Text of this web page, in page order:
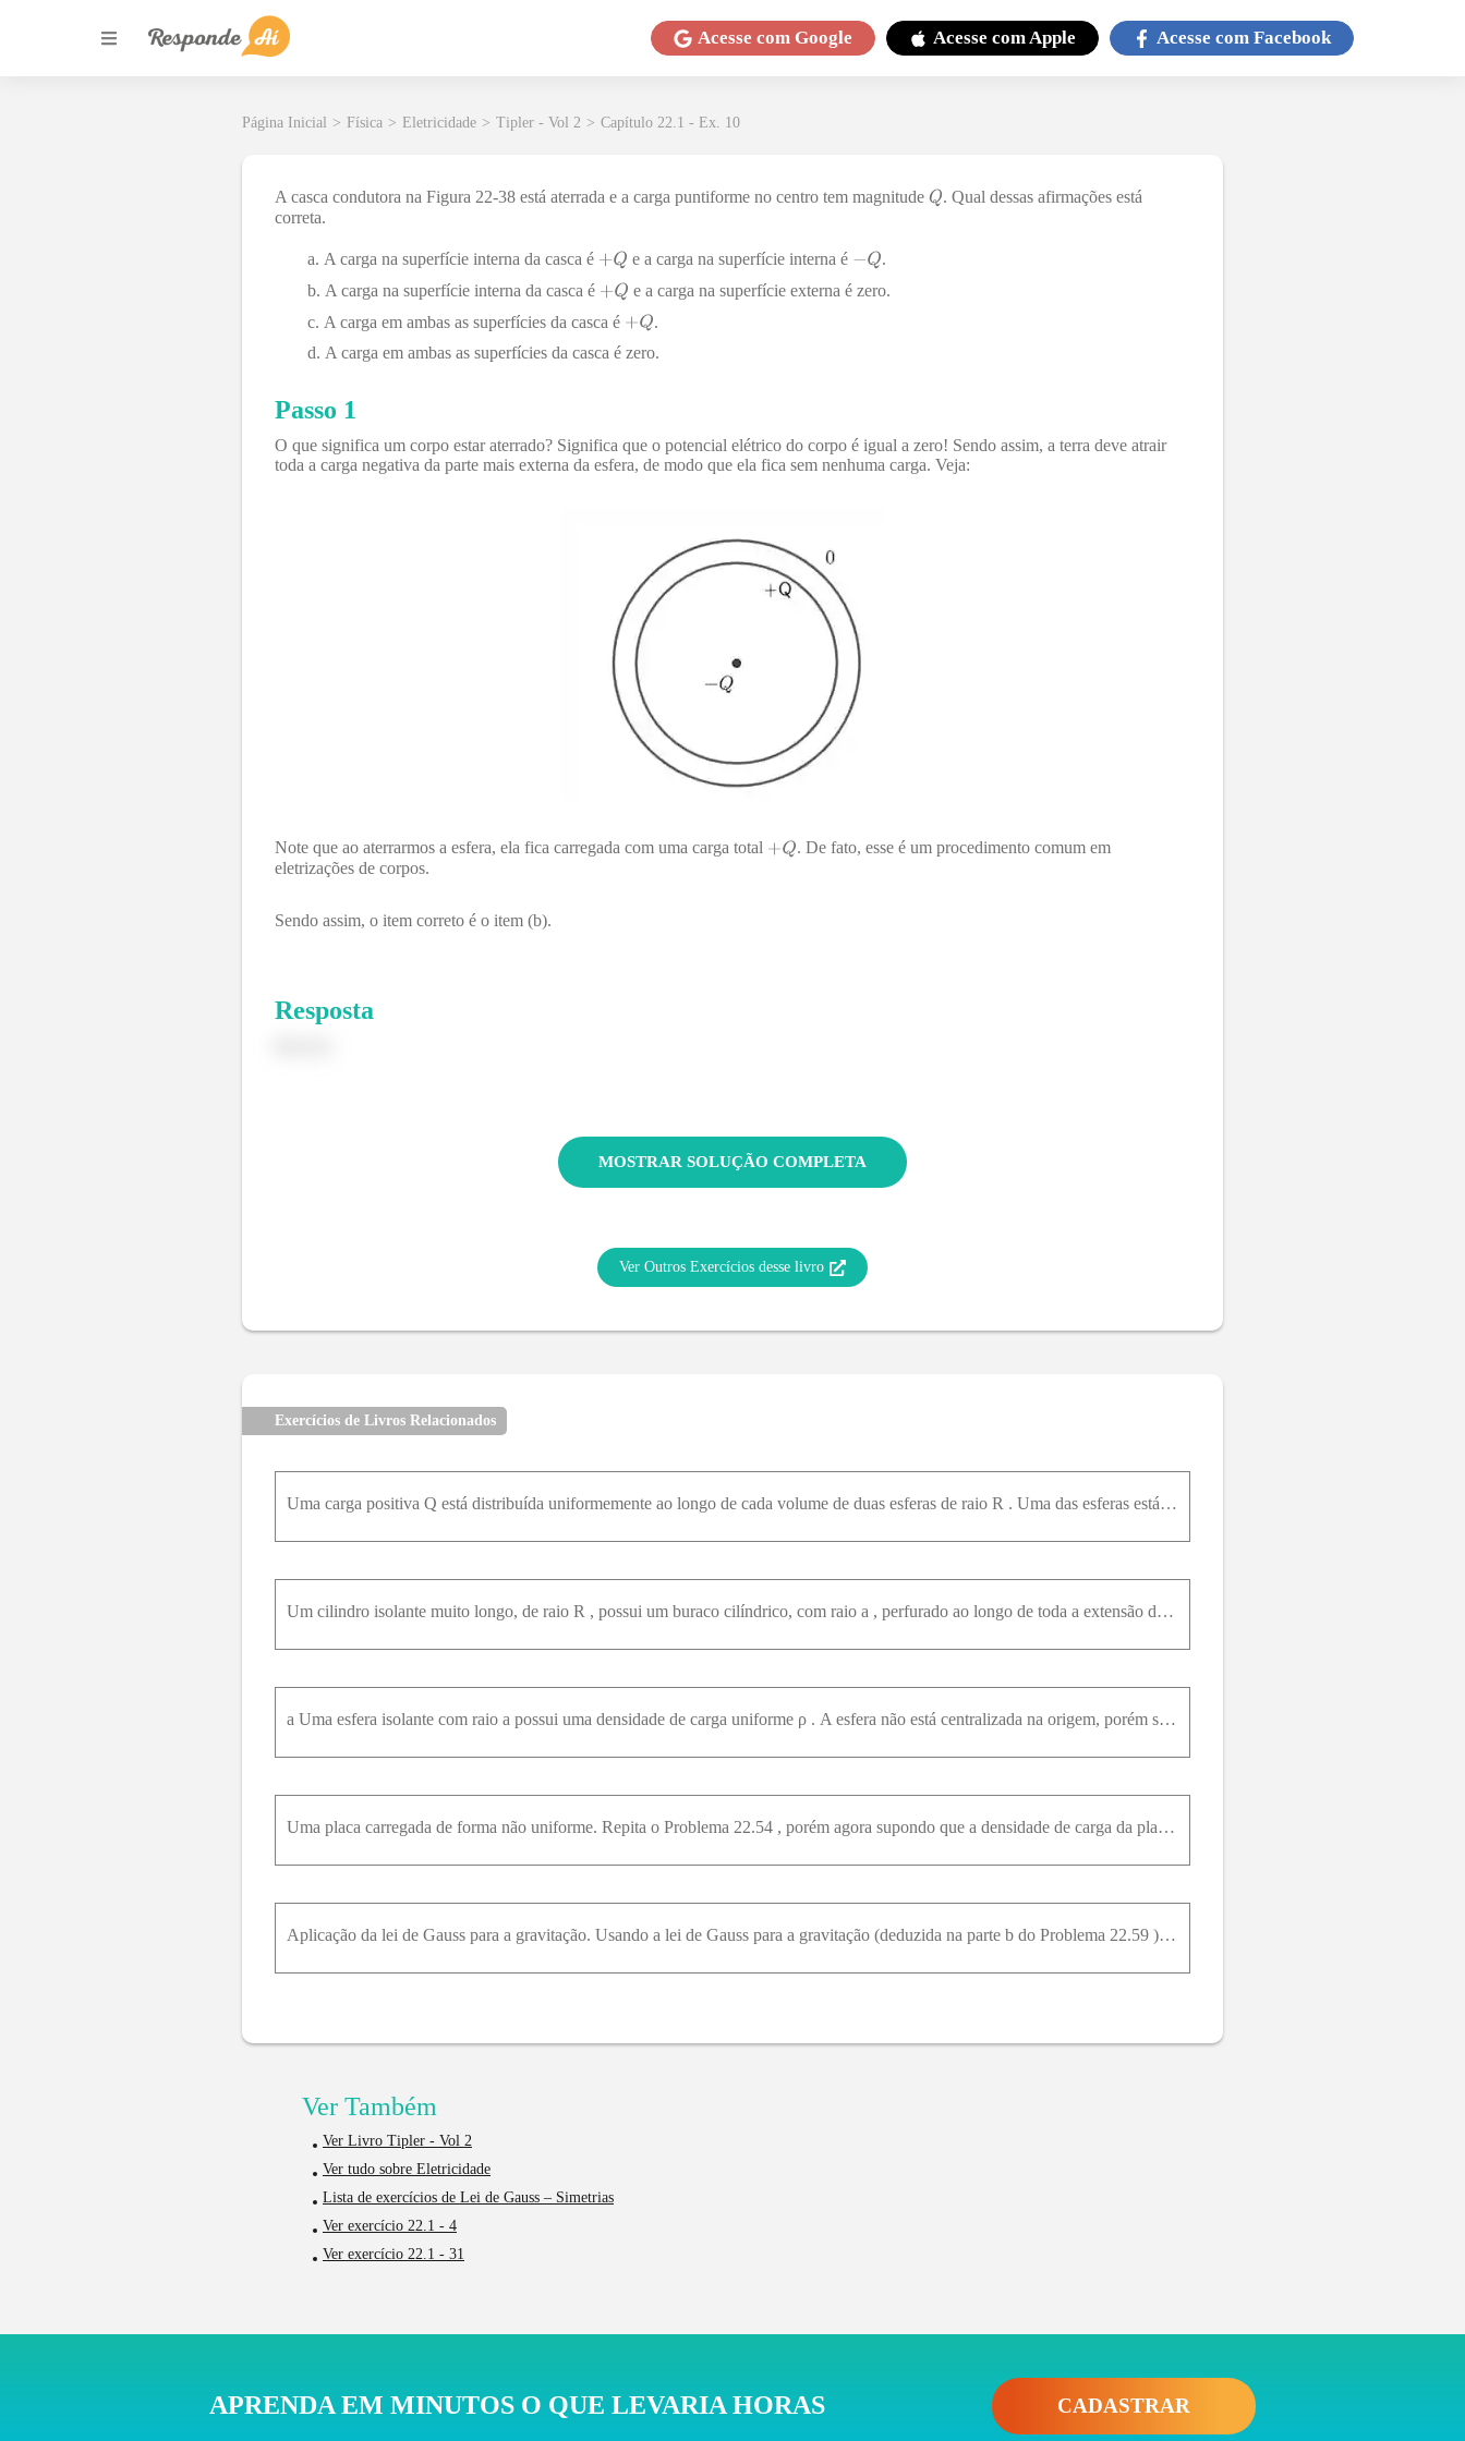
Acesse com Google Acesse comApple Acesse com Facebook
Página Inicial > Física > Eletricidade > Tipler - Vol 2 > Capítulo 22.1 - Ex. 10
A casca condutora na Figura 22-38 está aterrada e a carga puntiforme no centro tem magnitude
. Qual dessas afirmações está
correta.
A carga na superfície interna da casca é e a carga na superfície interna é
.
A carga na superfície interna da casca é
e a carga na superfície externa é zero.
A carga em ambas as superfícies da casca é
.
A carga em ambas as superfícies da casca é zero.
Passo 1
O que significa um corpo estar aterrado? Significa que o potencial elétrico do corpo é igual a zero! Sendo assim, a terra deve atrair
toda a carga negativa da parte mais externa da esfera, de modo que ela fica sem nenhuma carga. Veja:
Note que ao aterrarmos a esfera, ela fica carregada com uma carga total
. De fato, esse é um procedimento comum em
eletrizações de corpos.
Sendo assim, o item correto é o item (b).
Resposta
MOSTRAR SOLUÇÃO COMPLETA
Ver Outros Exercícios desse livro
Exercícios de Livros Relacionados
Uma carga positiva Q está distribuída uniformemente ao longo de cada volume de duas esferas de raio R . Uma das esferas está centralizada na origem e a outra está centralizada no ponto x = 2 R (Figura
Um cilindro isolante muito longo, de raio R , possui um buraco cilíndrico, com raio a , perfurado ao longo de toda a extensão do eixo paralelo ao eixo do cilindro. O eixo do buraco está a uma distânci
a Uma esfera isolante com raio a possui uma densidade de carga uniforme ρ . A esfera não está centralizada na origem, porém seu centro está localizado no ponto r → = b → . Demonstre que o campo elétri
Uma placa carregada de forma não uniforme. Repita o Problema 22.54 , porém agora supondo que a densidade de carga da placa seja dada por ρ x = ρ 0 x / d 2 , onde ρ 0 é uma constante positiva.
Aplicação da lei de Gauss para a gravitação. Usando a lei de Gauss para a gravitação (deduzida na parte b do Problema 22.59 ), mostre que as seguintes afirmações são verdadeiras: a Para qualquer distr
Ver Também
Ver Livro Tipler - Vol 2
Ver tudo sobre Eletricidade
Lista de exercícios de Lei de Gauss – Simetrias
Ver exercício 22.1 - 4
Ver exercício 22.1 - 31
APRENDA EM MINUTOS O QUE LEVARIA HORAS CADASTRAR